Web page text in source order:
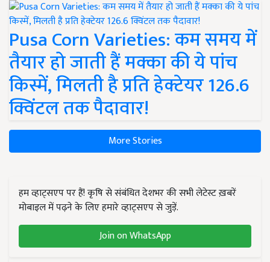
Pusa Corn Varieties: कम समय में
तैयार हो जाती हैं मक्का की ये पांच
किस्में, मिलती है प्रति हेक्टेयर 126.6
क्विंटल तक पैदावार!
More Stories
हम व्हाट्सएप पर हैं! कृषि से संबंधित देशभर की सभी लेटेस्ट ख़बरें
मोबाइल में पढ़ने के लिए हमारे व्हाट्सएप से जुड़ें.
Join on WhatsApp